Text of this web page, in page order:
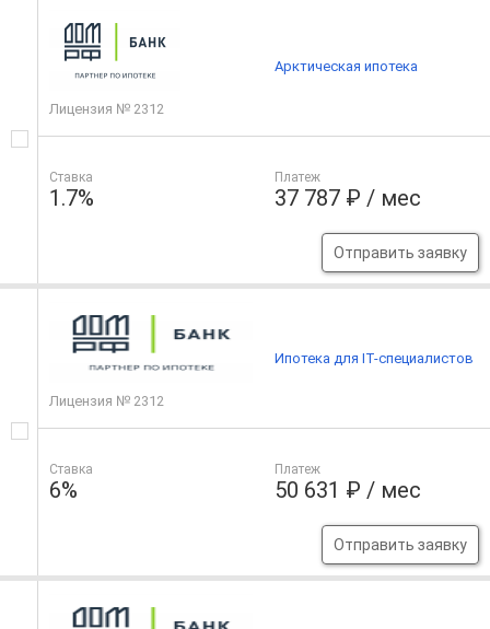
Лицензия № 2312
Ставка
1.7%
Платеж
37 787 ₽ / мес
Отправить заявку
Арктическая ипотека
Лицензия № 2312
Ставка
6%
Платеж
50 631 ₽ / мес
Отправить заявку
Ипотека для IT-специалистов